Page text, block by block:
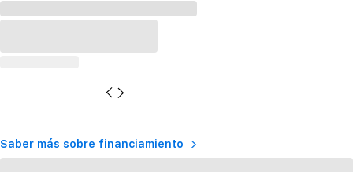
Saber más sobre financiamiento